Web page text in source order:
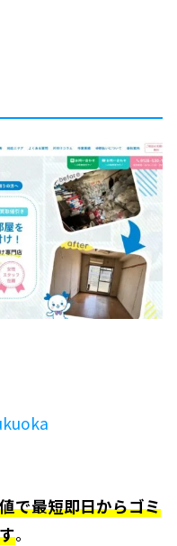
で最短即日からゴミ
。